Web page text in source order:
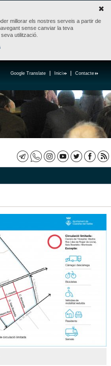
millorar els nostres serveis a partir de
sense canviar la teva
utilització.
Contacte
Inici
Google Translate